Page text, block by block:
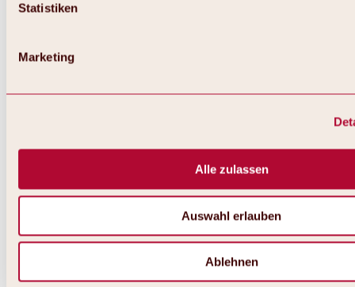
Statistiken
Marketing
Alle zulassen
Auswahl erlauben
Ablehnen
Alles zu Skifahren & Snowboarden | Skigebiete
Skigebiet Hochoetz